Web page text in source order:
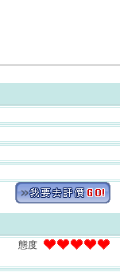
態度